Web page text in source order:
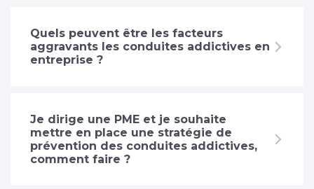
Quels peuvent être les facteurs
aggravants les conduites addictives en
entreprise ?
Je dirige une PME et je souhaite
mettre en place une stratégie de
prévention des conduites addictives,
comment faire ?